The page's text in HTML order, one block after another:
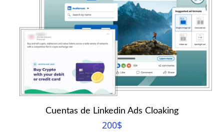
Cuentas de Linkedin Ads Cloaking
200$